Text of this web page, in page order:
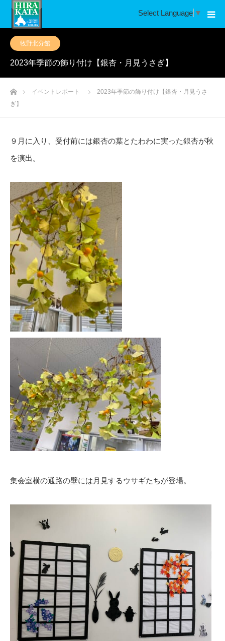
Select Language ▼
牧野北分館
2023年季節の飾り付け【銀杏・月見うさぎ】
ホームイベントレポート
2023年季節の飾り付け【銀杏・月見うさ
ぎ】
９月に入り、受付前には銀杏の葉とたわわに実った銀杏が秋
を演出。
集会室横の通路の壁には月見するウサギたちが登場。